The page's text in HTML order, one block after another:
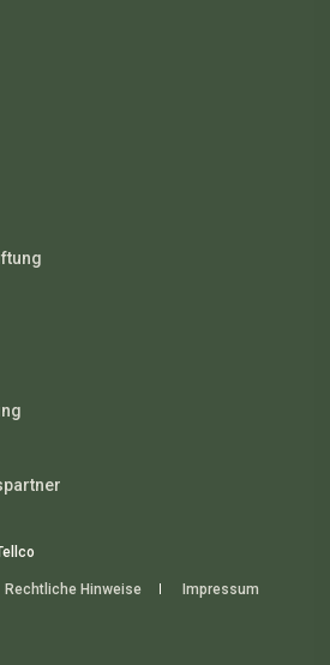
Rechtliche Hinweise Impressum